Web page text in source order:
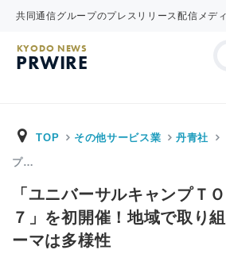
共同通信グループのプレスリリース配信メデ
KYODO NEWS
PRWIRE
TOP その他サービス業 丹青社
プ…
「ユニバーサルキャンプＴ
７」を初開催！地域で取り
ーマは多様性